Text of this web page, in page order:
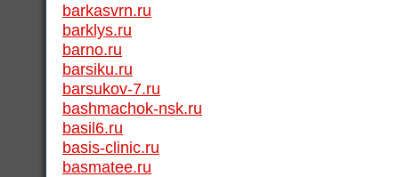
barkasvrn.ru
barklys.ru
barno.ru
barsiku.ru
barsukov-7.ru
bashmachok-nsk.ru
basil6.ru
basis-clinic.ru
basmatee.ru